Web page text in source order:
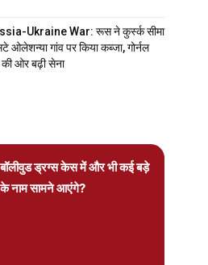
Ukraine War: रूस ने कुर्स्क सीमा
ओलेशन्या गांव पर किया कब्जा, गोर्नल
की ओर बढ़ी सेना
ड्रग्स केस में और भी कई बड़े
के नाम सामने आएंगे?